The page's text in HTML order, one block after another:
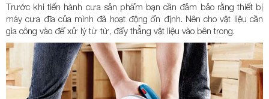
Trước khi tiến hành cưa sản phẩm bạn cần đảm bảo rằng thiết bị
máy cưa đĩa của mình đã hoạt động ổn định. Nên cho vật liệu cần
gia công vào để xử lý từ từ, đẩy thẳng vật liệu vào bên trong.